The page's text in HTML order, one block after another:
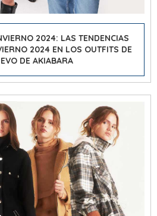
2024: LAS TENDENCIAS
2024 EN LOS OUTFITS DE
DE AKIABARA